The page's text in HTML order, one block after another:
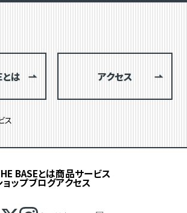
は アクセス
ス
BASEとは商品サービス
ョップブログアクセス